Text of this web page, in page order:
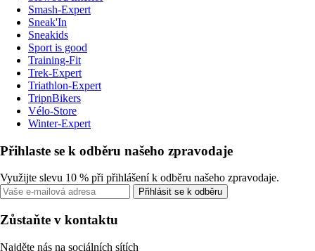
Smash-Expert
Sneak'In
Sneakids
Sport is good
Training-Fit
Trek-Expert
Triathlon-Expert
TripnBikers
Vélo-Store
Winter-Expert
Přihlaste se k odběru našeho zpravodaje
Využijte slevu 10 % při přihlášení k odběru našeho zpravodaje.
Přihlásit se k odběru
Zůstaňte v kontaktu
Najděte nás na sociálních sítích